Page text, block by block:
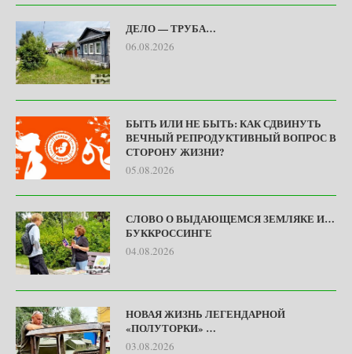
ДЕЛО — ТРУБА…
06.08.2026
БЫТЬ ИЛИ НЕ БЫТЬ: КАК СДВИНУТЬ
ВЕЧНЫЙ РЕПРОДУКТИВНЫЙ ВОПРОС В
СТОРОНУ ЖИЗНИ?
05.08.2026
СЛОВО О ВЫДАЮЩЕМСЯ ЗЕМЛЯКЕ И…
БУККРОССИНГЕ
04.08.2026
НОВАЯ ЖИЗНЬ ЛЕГЕНДАРНОЙ
«ПОЛУТОРКИ» …
03.08.2026